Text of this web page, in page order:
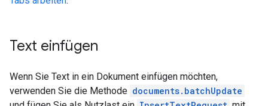
Text einfügen
Wenn Sie Text in ein Dokument einfügen möchten,
verwenden Sie die Methode documents.batchUpdate